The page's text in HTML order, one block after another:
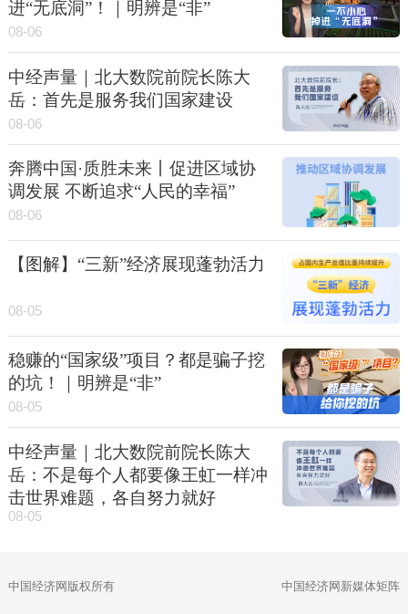
进“无底洞”！｜明辨是“非”
08-06
中经声量｜北大数院前院长陈大
岳：首先是服务我们国家建设
08-06
奔腾中国·质胜未来丨促进区域协
调发展 不断追求“人民的幸福”
08-06
【图解】“三新”经济展现蓬勃活力
08-05
稳赚的“国家级”项目？都是骗子挖
的坑！｜明辨是“非”
08-05
中经声量｜北大数院前院长陈大
岳：不是每个人都要像王虹一样冲
击世界难题，各自努力就好
08-05
中国经济网版权所有 中国经济网新媒体矩阵